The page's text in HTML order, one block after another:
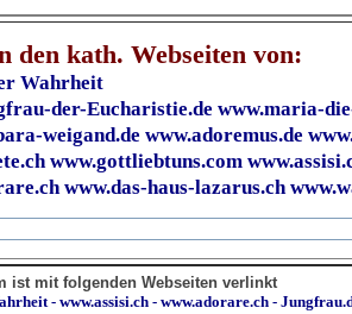
den kath. Webseiten von:
Wahrheit
der-Eucharistie.de www.maria-
weigand.de www.adoremus.de
www.gottliebtuns.com
www.das-haus-lazarus.ch
ist mit folgenden Webseiten verlinkt
- www.assisi.ch - www.adorare.ch -